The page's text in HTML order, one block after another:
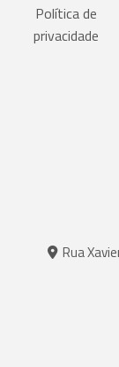
Política de
privacidade
Rua